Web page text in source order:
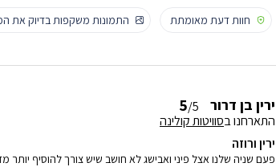
חוות דעת מאומתת
התמונות משקפות בדיוק את
ירין בן דרור 5/5
התארחנו בסוויטות קולינה
ירין ורוזה
פעם שניה שלנו אצל פיני ואבישג לא חושב שיש צורך להוסיף יותר